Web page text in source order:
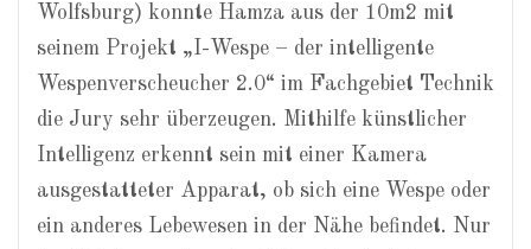
Wolfsburg) konnte Hamza aus der 10m2 mit
seinem Projekt „I-Wespe – der intelligente
Wespenverscheucher 2.0“ im Fachgebiet Technik
die Jury sehr überzeugen. Mithilfe künstlicher
Intelligenz erkennt sein mit einer Kamera
ausgestatteter Apparat, ob sich eine Wespe oder
ein anderes Lebewesen in der Nähe befindet. Nur